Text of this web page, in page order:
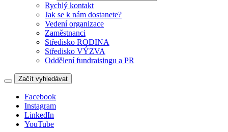
Rychlý kontakt
Jak se k nám dostanete?
Vedení organizace
Zaměstnanci
Středisko RODINA
Středisko VÝZVA
Oddělení fundraisingu a PR
Začít vyhledávat
Facebook
Instagram
LinkedIn
YouTube